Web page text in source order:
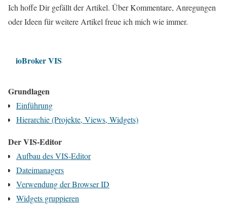
Ich hoffe Dir gefällt der Artikel. Über Kommentare, Anregungen
oder Ideen für weitere Artikel freue ich mich wie immer.
ioBroker VIS
Grundlagen
Einführung
Hierarchie (Projekte, Views, Widgets)
Der VIS-Editor
Aufbau des VIS-Editor
Dateimanagers
Verwendung der Browser ID
Widgets gruppieren